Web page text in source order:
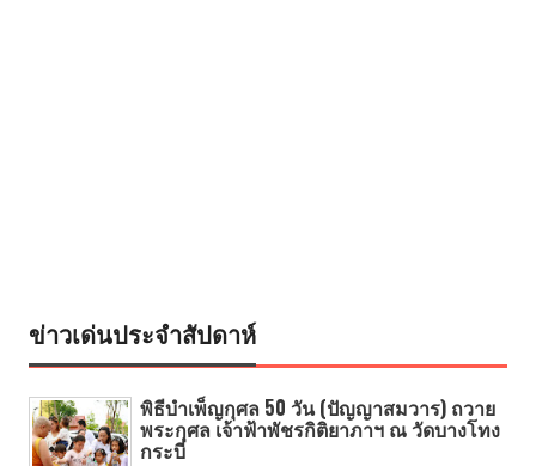
ข่าวเด่นประจำสัปดาห์
พิธีบำเพ็ญกุศล 50 วัน (ปัญญาสมวาร) ถวาย
พระกุศล เจ้าฟ้าพัชรกิติยาภาฯ ณ วัดบางโทง
กระบี่